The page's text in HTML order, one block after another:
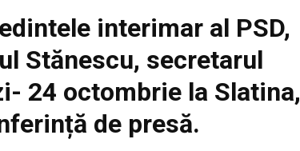
interimar al PSD,
Stănescu, secretarul
24 octombrie la Slatina,
de presă.